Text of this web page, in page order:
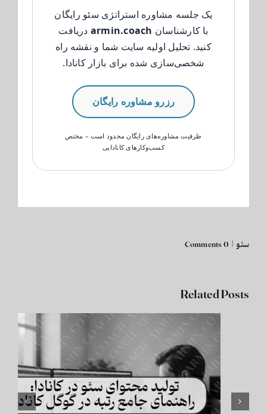
یک جلسه مشاوره استراتژی سئو رایگان
با کارشناسان armin.coach دریافت
کنید. تحلیل اولیه سایت شما و نقشه راه
شخصی‌سازی شده برای بازار کانادا.
رزرو مشاوره رایگان
ظرفیت مشاوره‌های رایگان محدود است – مختص
کسب‌وکارهای کانادایی
سئو |
0 Comments
Related Posts